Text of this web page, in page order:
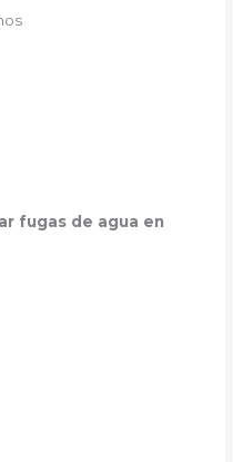
fugas de agua en